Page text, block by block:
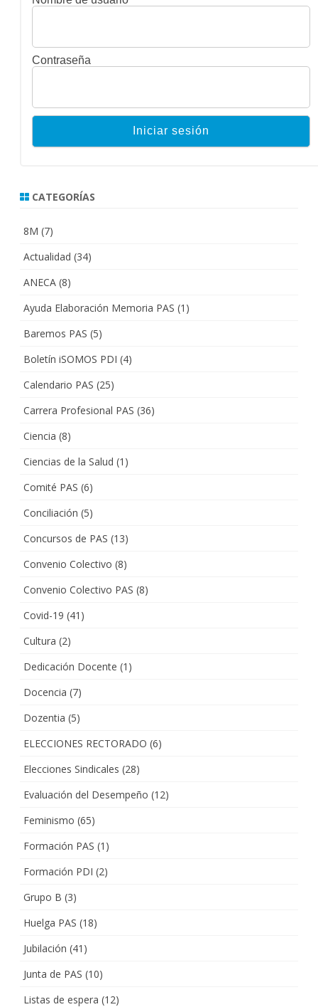
Contraseña
CATEGORÍAS
8M (7)
Actualidad (34)
ANECA (8)
Ayuda Elaboración Memoria PAS (1)
Baremos PAS (5)
Boletín iSOMOS PDI (4)
Calendario PAS (25)
Carrera Profesional PAS (36)
Ciencia (8)
Ciencias de la Salud (1)
Comité PAS (6)
Conciliación (5)
Concursos de PAS (13)
Convenio Colectivo (8)
Convenio Colectivo PAS (8)
Covid-19 (41)
Cultura (2)
Dedicación Docente (1)
Docencia (7)
Dozentia (5)
ELECCIONES RECTORADO (6)
Elecciones Sindicales (28)
Evaluación del Desempeño (12)
Feminismo (65)
Formación PAS (1)
Formación PDI (2)
Grupo B (3)
Huelga PAS (18)
Jubilación (41)
Junta de PAS (10)
Listas de espera (12)